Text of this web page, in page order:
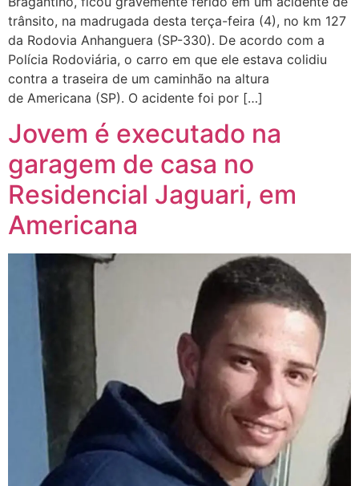
trânsito, na madrugada desta terça-feira (4), no km 127
da Rodovia Anhanguera (SP-330). De acordo com a
Polícia Rodoviária, o carro em que ele estava colidiu
contra a traseira de um caminhão na altura
de Americana (SP). O acidente foi por […]
Jovem é executado na
garagem de casa no
Residencial Jaguari, em
Americana